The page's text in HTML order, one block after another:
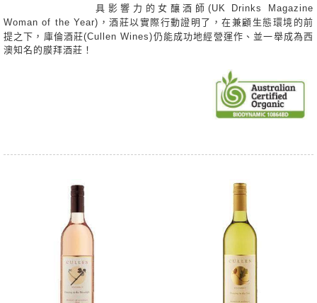
具影響力的女釀酒師(UK Drinks Magazine
Woman of the Year)，酒莊以實際行動證明了，在兼顧生態環境的前
提之下，庫倫酒莊(Cullen Wines)仍能成功地經營運作、並一舉成為西
澳知名的膜拜酒莊！